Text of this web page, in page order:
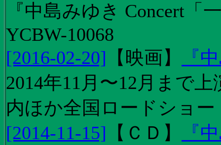
『中島みゆき Concert
YCBW-10068
[2016-02-20] 【 映画】
『
2014年11月〜12月まで
内ほか全国ロードショー
[2014-11-15] 【 ＣＤ 】
『